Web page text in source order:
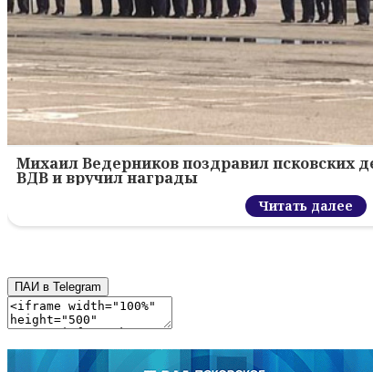
Михаил Ведерников поздравил псковских
ВДВ и вручил награды
Читать далее
ПАИ в Telegram